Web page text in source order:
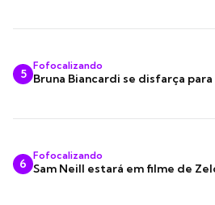
5
Fofocalizando
Bruna Biancardi se disfarça
6
Fofocalizando
Sam Neill estará em filme de